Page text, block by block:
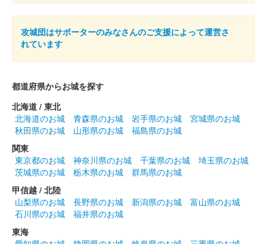
攻城団はサポーターのみなさんのご支援によって運営さ
れています
都道府県からお城を探す
北海道 / 東北
北海道のお城
青森県のお城 岩手県のお城
宮城県のお城
秋田県のお城
山形県のお城
福島県のお城
関東
東京都のお城
神奈川県のお城 千葉県のお城
埼玉県のお城
茨城県のお城
栃木県のお城
群馬県のお城
甲信越 / 北陸
山梨県のお城
長野県のお城 新潟県のお城
富山県のお城
石川県のお城
福井県のお城
東海